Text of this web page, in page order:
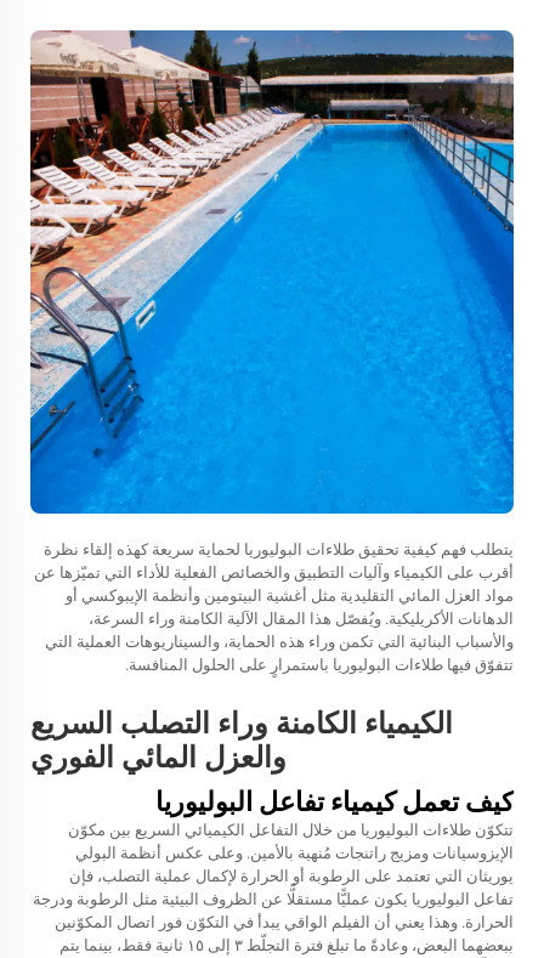
يتطلب فهم كيفية تحقيق طلاءات البوليوريا لحماية سريعة كهذه إلقاء نظرة
أقرب على الكيمياء وآليات التطبيق والخصائص الفعلية للأداء التي تميّزها عن
مواد العزل المائي التقليدية مثل أغشية البيتومين وأنظمة الإيبوكسي أو
الدهانات الأكريليكية. ويُفصّل هذا المقال الآلية الكامنة وراء السرعة،
والأسباب البنائية التي تكمن وراء هذه الحماية، والسيناريوهات العملية التي
تتفوّق فيها طلاءات البوليوريا باستمرارٍ على الحلول المنافسة.
الكيمياء الكامنة وراء التصلب السريع
والعزل المائي الفوري
كيف تعمل كيمياء تفاعل البوليوريا
تتكوّن طلاءات البوليوريا من خلال التفاعل الكيميائي السريع بين مكوّن
الإيزوسيانات ومزيج راتنجات مُنهية بالأمين. وعلى عكس أنظمة البولي
يوريثان التي تعتمد على الرطوبة أو الحرارة لإكمال عملية التصلب، فإن
تفاعل البوليوريا يكون عمليًّا مستقلًّا عن الظروف البيئية مثل الرطوبة ودرجة
الحرارة. وهذا يعني أن الفيلم الواقي يبدأ في التكوّن فور اتصال المكوّنين
ببعضهما البعض، وعادةً ما تبلغ فترة التجلّط ٣ إلى ١٥ ثانية فقط، بينما يتم